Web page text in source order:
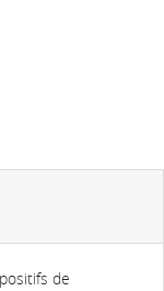
de